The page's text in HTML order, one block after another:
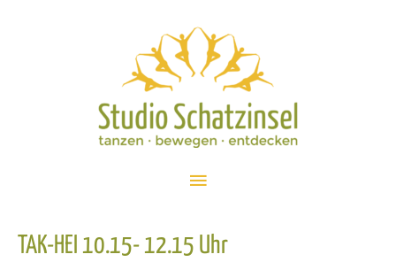
Hauptmenü
TAK-HEI 10.15- 12.15 Uhr